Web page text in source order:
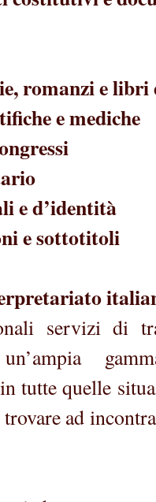
romanzi e libri
e mediche
e d’identità
e sottotitoli
servizi di
tutte quelle
ad